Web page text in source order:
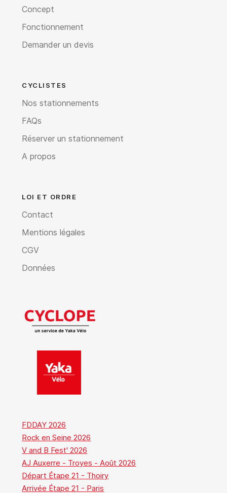
CYCLISTES
Nos stationnements
FAQs
Réserver un stationnement
A propos
LOI ET ORDRE
Contact
Mentions légales
CGV
Données
Concept
Fonctionnement
Demander un devis
FDDAY 2026
Rock en Seine 2026
V and B Fest' 2026
AJ Auxerre - Troyes - Août 2026
Départ Étape 21 - Thoiry
Arrivée Étape 21 - Paris